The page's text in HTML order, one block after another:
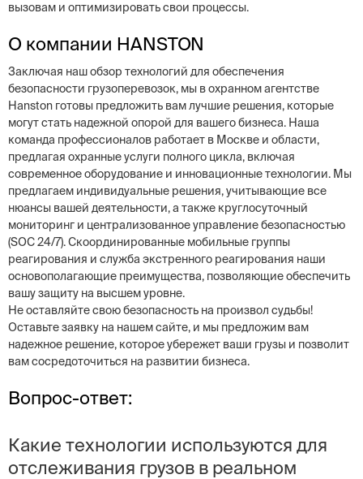
вызовам и оптимизировать свои процессы.
О компании HANSTON
Заключая наш обзор технологий для обеспечения
безопасности грузоперевозок, мы в охранном агентстве
Hanston готовы предложить вам лучшие решения, которые
могут стать надежной опорой для вашего бизнеса. Наша
команда профессионалов работает в Москве и области,
предлагая охранные услуги полного цикла, включая
современное оборудование и инновационные технологии. Мы
предлагаем индивидуальные решения, учитывающие все
нюансы вашей деятельности, а также круглосуточный
мониторинг и централизованное управление безопасностью
(SOC 24/7). Скоординированные мобильные группы
реагирования и служба экстренного реагирования наши
основополагающие преимущества, позволяющие обеспечить
вашу защиту на высшем уровне.
Не оставляйте свою безопасность на произвол судьбы!
Оставьте заявку на нашем сайте, и мы предложим вам
надежное решение, которое убережет ваши грузы и позволит
вам сосредоточиться на развитии бизнеса.
Вопрос-ответ:
Какие технологии используются для
отслеживания грузов в реальном